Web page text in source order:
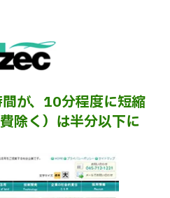
が、10分程度に短縮
除く）は半分以下に